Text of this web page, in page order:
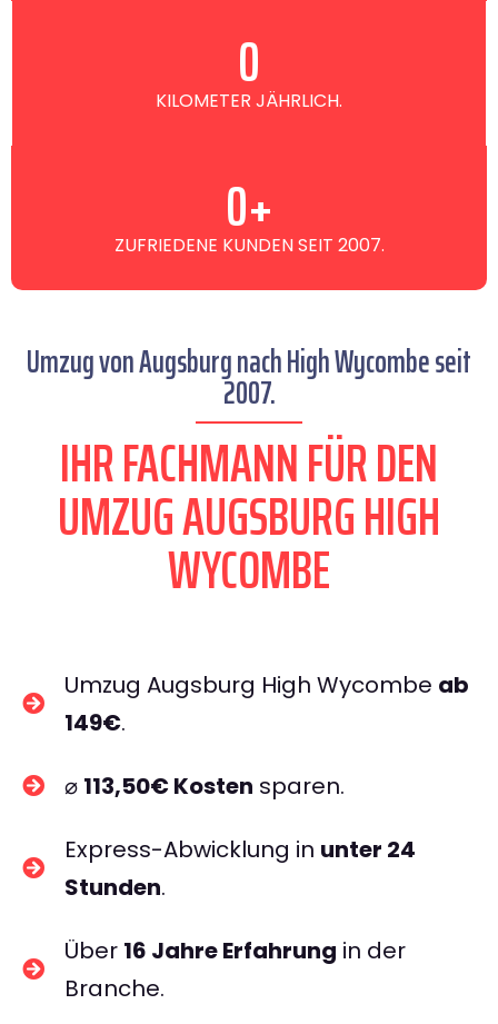
KILOMETER JÄHRLICH.
0
ZUFRIEDENE KUNDEN SEIT 2007.
0+
Umzug von Augsburg nach High Wycombe seit
2007.
IHR FACHMANN FÜR DEN
UMZUG AUGSBURG HIGH
WYCOMBE
Umzug Augsburg High Wycombe ab
149€.
⌀ 113,50€ Kosten sparen.
Express-Abwicklung in unter 24
Stunden.
Über 16 Jahre Erfahrung in der
Branche.